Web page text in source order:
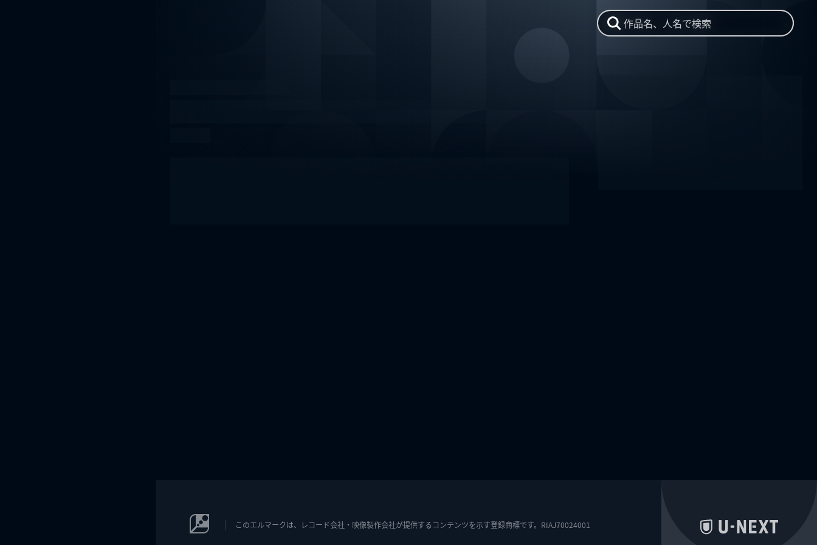
作品名、人名で検索
このエルマークは、レコード会社・映像製作会社が提供するコンテンツを示す登録商標です。RIAJ70024001